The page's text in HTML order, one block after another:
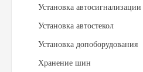
Установка автосигнализации
Установка автостекол
Установка допоборудования
Хранение шин